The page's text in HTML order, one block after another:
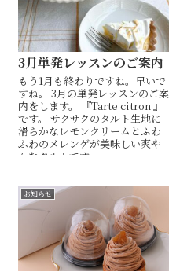
3月単発レッスンのご案内
もう1月も終わりですね。早いで
すね。 3月の単発レッスンのご案
内をします。 『Tarte citron 』
です。 サクサクのタルト生地に
滑らかなレモンクリームとふわ
ふわのメレンゲが美味しい爽や
かなタルトです。 ...
お知らせ